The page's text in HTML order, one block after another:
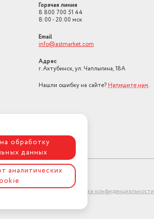
в упаковке, в
7.776
Горячая линия
8 800 700 51 44
8:00 - 20:00 мск
Email
info@astmarket.com
Адрес
г. Ахтубинск, ул. Чаплыгина, 18А
Нашли ошибку на сайте? Напишите нам.
Политика конфиденциальности
обработку
данных
аналитических